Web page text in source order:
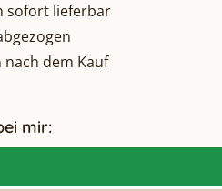
sofort lieferbar
dem Kauf
mir: